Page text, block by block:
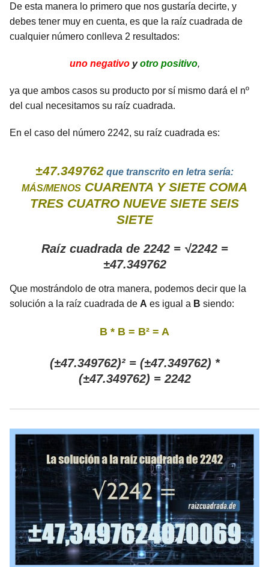
De esta manera lo primero que nos gustaría decirte, y
debes tener muy en cuenta, es que la raíz cuadrada de
cualquier número conlleva 2 resultados:
uno negativoyotro positivo,
ya que ambos casos su producto por sí mismo dará el nº
del cual necesitamos su raíz cuadrada.
En el caso del número 2242, su raíz cuadrada es:
±47.349762 que transcrito en letra sería:
MÁS/MENOS CUARENTA Y SIETE COMA
TRES CUATRO NUEVE SIETE SEIS
SIETE
Raíz cuadrada de 2242 = √2242 =
±47.349762
Que mostrándolo de otra manera, podemos decir que la
solución a la raíz cuadrada de A es igual a B siendo:
B * B = B² = A
(±47.349762)² = (±47.349762) *
(±47.349762) = 2242